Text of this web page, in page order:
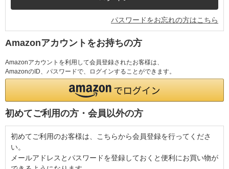
パスワードをお忘れの方はこちら
Amazonアカウントをお持ちの方
Amazonアカウントを利用して会員登録されたお客様は、
AmazonのID、パスワードで、ログインすることができます。
初めてご利用の方・会員以外の方
初めてご利用のお客様は、こちらから会員登録を行ってくださ
い。
メールアドレスとパスワードを登録しておくと便利にお買い物が